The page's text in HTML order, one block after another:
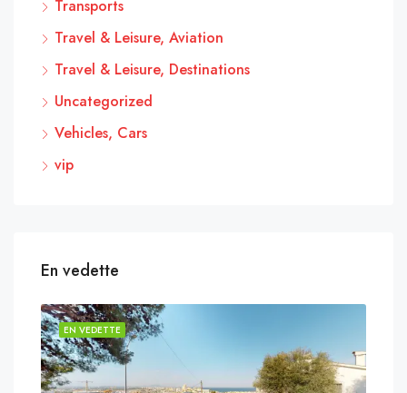
Transports
Travel & Leisure, Aviation
Travel & Leisure, Destinations
Uncategorized
Vehicles, Cars
vip
En vedette
EN VEDETTE